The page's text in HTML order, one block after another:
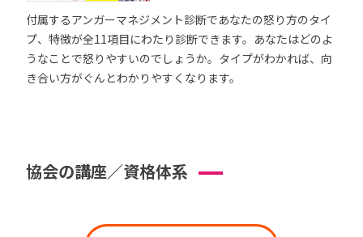
付属するアンガーマネジメント診断であなたの怒り方のタイ
プ、特徴が全11項目にわたり診断できます。あなたはどのよ
うなことで怒りやすいのでしょうか。タイプがわかれば、向
き合い方がぐんとわかりやすくなります。
協会の講座／資格体系